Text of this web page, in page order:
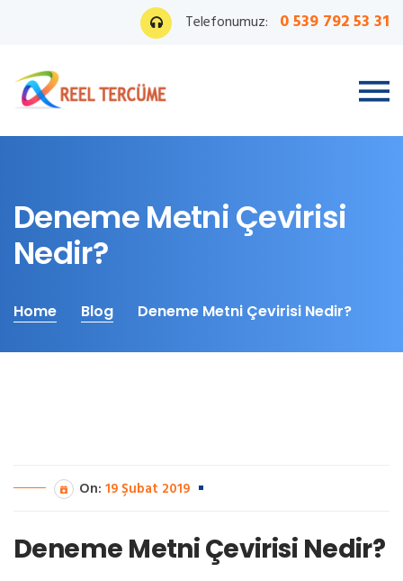
Telefonumuz: 0 539 792 53 31
Deneme Metni Çevirisi
Nedir?
Home Blog Deneme Metni Çevirisi Nedir?
On: 19 Şubat 2019
Deneme Metni Çevirisi Nedir?